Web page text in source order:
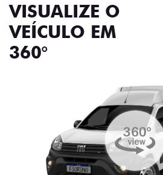
VISUALIZE O
VEÍCULO EM
360°